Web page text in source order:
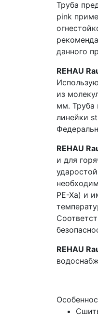
Труба
pink
данного
REHAU
из
мм. Труба
линейки
REHAU
и для
PE-Xa) и
REHAU